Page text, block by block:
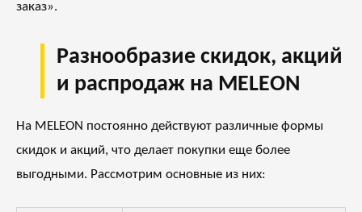
заказ».
Разнообразие скидок, акций
и распродаж на MELEON
На MELEON постоянно действуют различные формы
скидок и акций, что делает покупки еще более
выгодными. Рассмотрим основные из них: